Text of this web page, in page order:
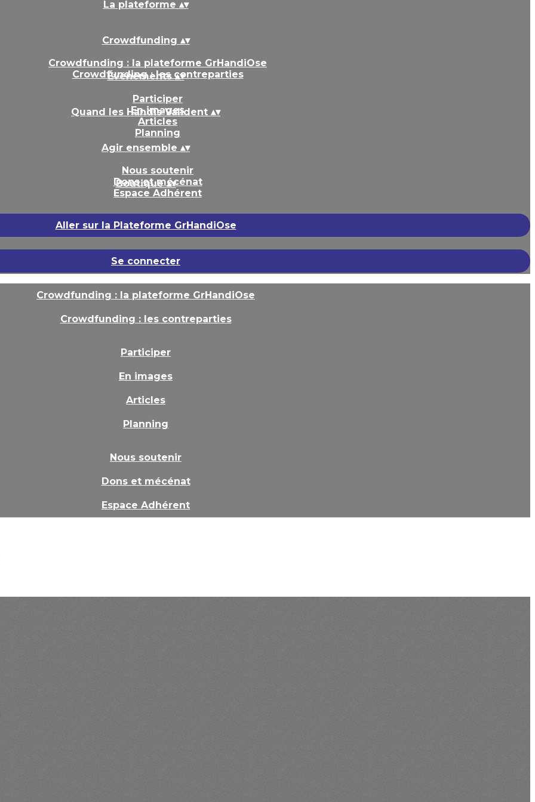
La plateforme ▴▾
Crowdfunding ▴▾
Crowdfunding : la plateforme GrHandiOse
Crowdfunding : les contreparties
Événements▴▾
Participer
En images
Articles
Planning
Quand les Handis Valident ▴▾
Agir ensemble ▴▾
Nous soutenir
Dons et mécénat
Espace Adhérent
Boutique▴▾
Aller sur la Plateforme GrHandiOse
Se connecter
Crowdfunding : la plateforme GrHandiOse
Crowdfunding : les contreparties
Participer
En images
Articles
Planning
Nous soutenir
Dons et mécénat
Espace Adhérent